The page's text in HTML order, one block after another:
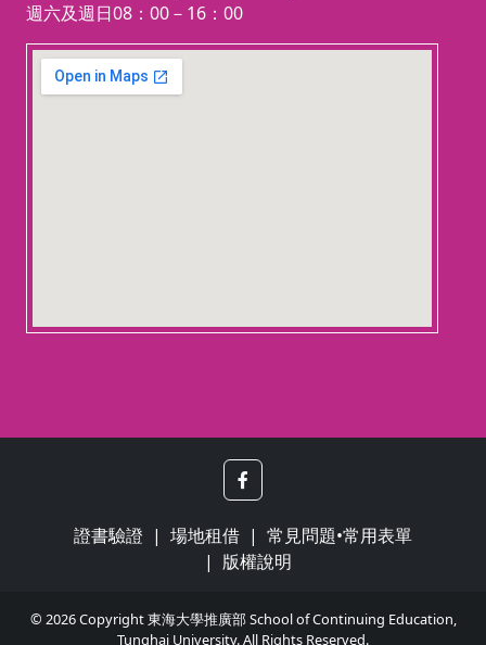
週六及週日08：00－16：00
123 movies
embedgooglemap.net
證書驗證 場地租借
常見問題•常用表單
版權說明
© 2026 Copyright 東海大學推廣部 School of Continuing Education,
Tunghai University. All Rights Reserved.